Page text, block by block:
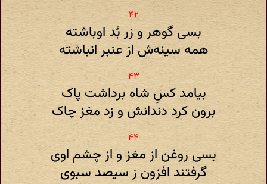
بسی گوهر و زر بُد اوباشته
همه سینه‌ش از عنبر انباشته
بیامد کسِ شاه برداشت پاک
برون کرد دندانش و زد مغز چاک
بسی روغن از مغز و از چشم اوی
گرفتند افزون ز سیصد سبوی